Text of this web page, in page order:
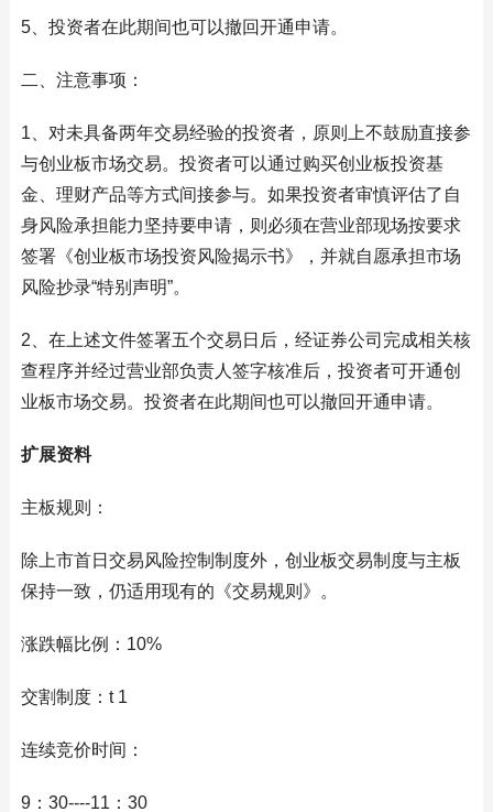
5、投资者在此期间也可以撤回开通申请。
二、注意事项：
1、对未具备两年交易经验的投资者，原则上不鼓励直接参
与创业板市场交易。投资者可以通过购买创业板投资基
金、理财产品等方式间接参与。如果投资者审慎评估了自
身风险承担能力坚持要申请，则必须在营业部现场按要求
签署《创业板市场投资风险揭示书》，并就自愿承担市场
风险抄录“特别声明”。
2、在上述文件签署五个交易日后，经证券公司完成相关核
查程序并经过营业部负责人签字核准后，投资者可开通创
业板市场交易。投资者在此期间也可以撤回开通申请。
扩展资料
主板规则：
除上市首日交易风险控制制度外，创业板交易制度与主板
保持一致，仍适用现有的《交易规则》。
涨跌幅比例：10%
交割制度：t 1
连续竞价时间：
9：30----11：30